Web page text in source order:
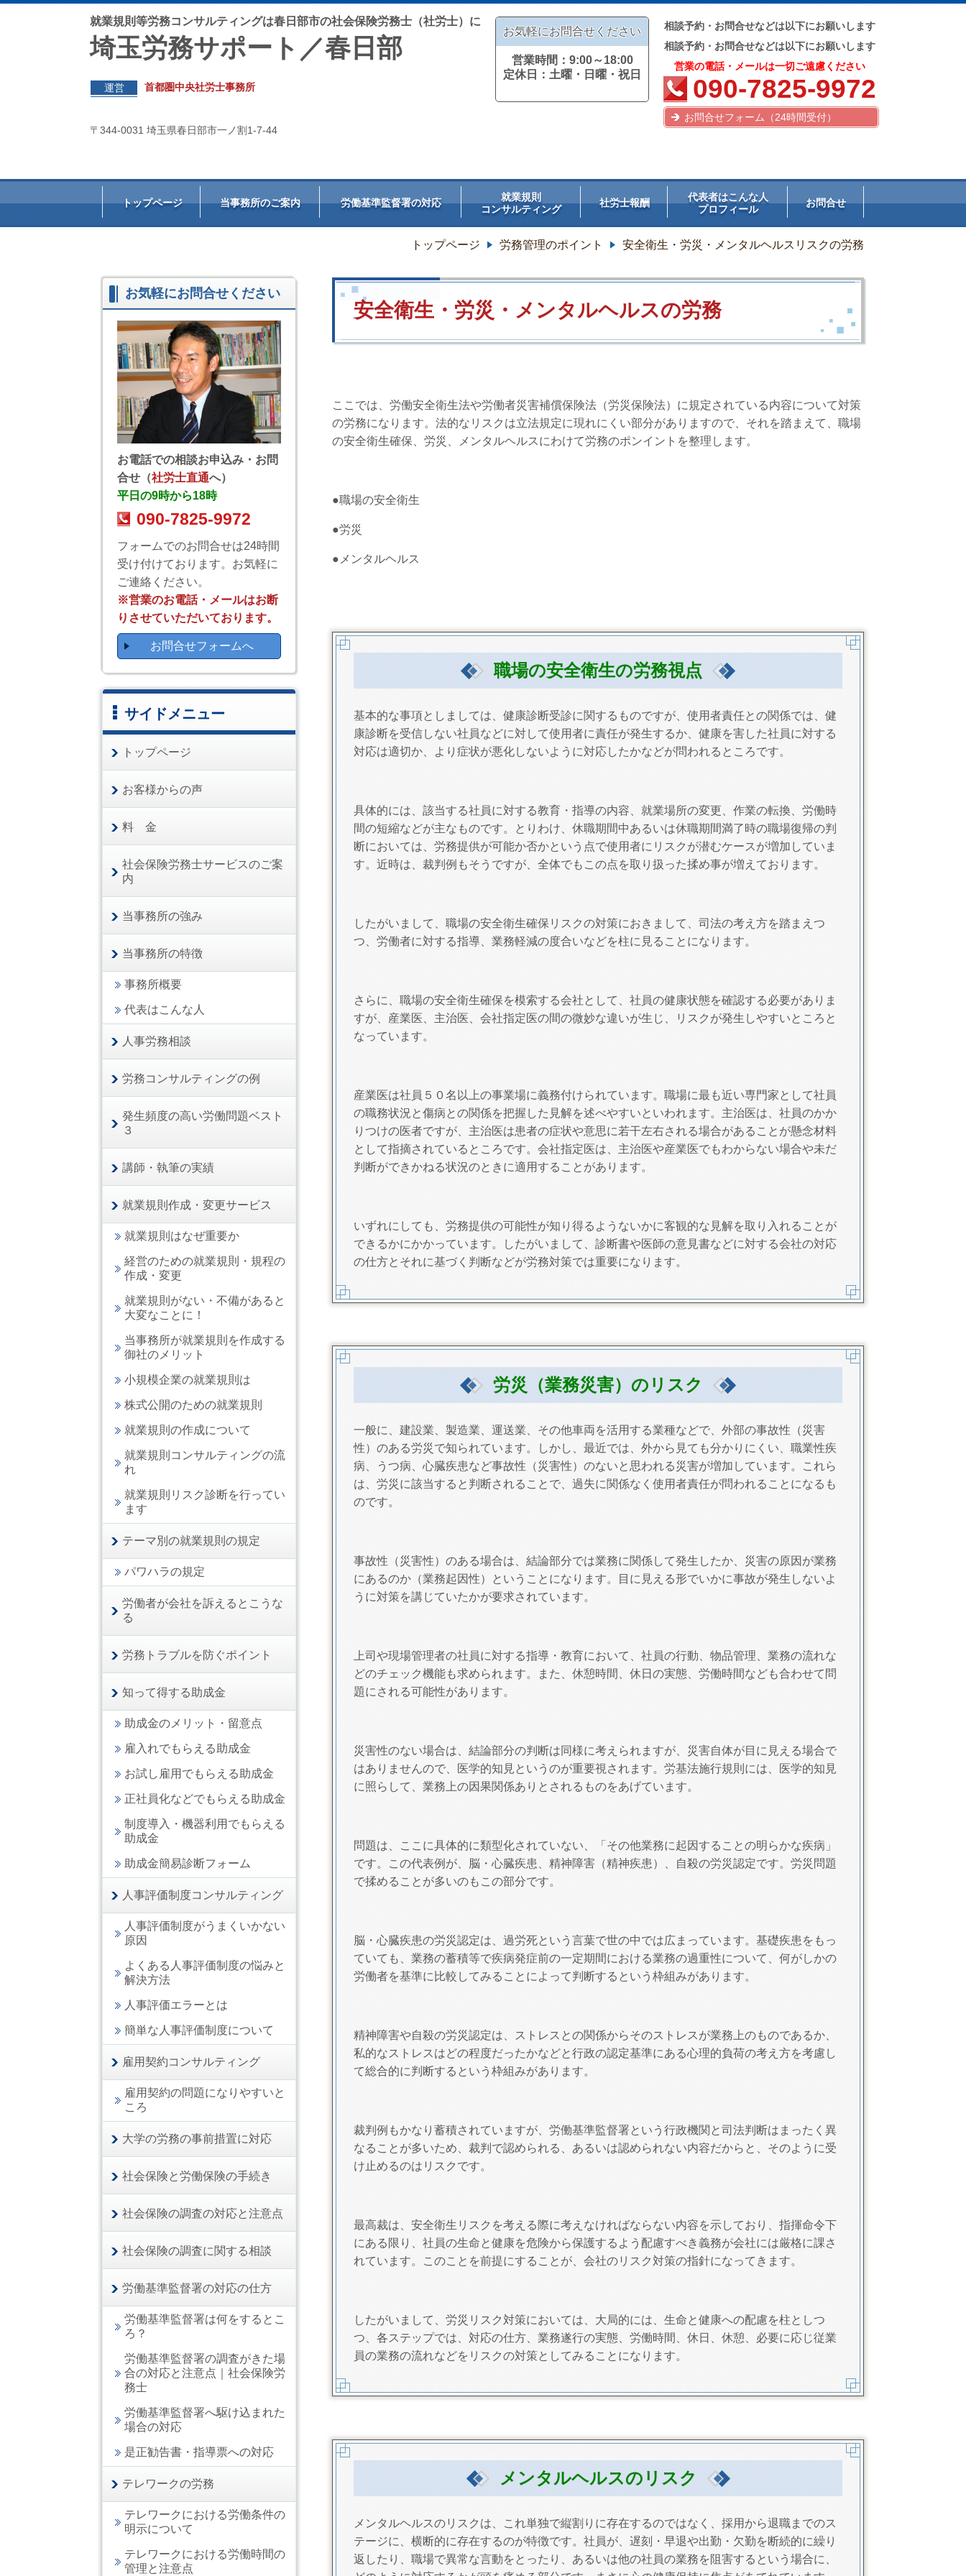
就業規則等労務コンサルティングは春日部市の社会保険労務士（社労士）に
埼玉労務サポート／春日部
運営 首都圏中央社労士事務所
〒344-0031 埼玉県春日部市一ノ割1-7-44
お気軽にお問合せください
営業時間：9:00～18:00
定休日：土曜・日曜・祝日
相談予約・お問合せなどは以下にお願いします
相談予約・お問合せなどは以下にお願いします
営業の電話・メールは一切ご遠慮ください
090-7825-9972
お問合せフォーム（24時間受付）
トップページ 当事務所のご案内 労働基準監督署の対応
就業規則
コンサルティング
社労士報酬
代表者はこんな人
プロフィール
お問合せ
トップページ 労務管理のポイント 安全衛生・労災・メンタルヘルスリスクの労務
安全衛生・労災・メンタルヘルスの労務
ここでは、労働安全衛生法や労働者災害補償保険法（労災保険法）に規定されている内容について対策
の労務になります。法的なリスクは立法規定に現れにくい部分がありますので、それを踏まえて、職場
の安全衛生確保、労災、メンタルヘルスにわけて労務のポンイントを整理します。
●職場の安全衛生
●労災
●メンタルヘルス
職場の安全衛生の労務視点
基本的な事項としましては、健康診断受診に関するものですが、使用者責任との関係では、健
康診断を受信しない社員などに対して使用者に責任が発生するか、健康を害した社員に対する
対応は適切か、より症状が悪化しないように対応したかなどが問われるところです。
具体的には、該当する社員に対する教育・指導の内容、就業場所の変更、作業の転換、労働時
間の短縮などが主なものです。とりわけ、休職期間中あるいは休職期間満了時の職場復帰の判
断においては、労務提供が可能か否かという点で使用者にリスクが潜むケースが増加していま
す。近時は、裁判例もそうですが、全体でもこの点を取り扱った揉め事が増えております。
したがいまして、職場の安全衛生確保リスクの対策におきまして、司法の考え方を踏まえつ
つ、労働者に対する指導、業務軽減の度合いなどを柱に見ることになります。
さらに、職場の安全衛生確保を模索する会社として、社員の健康状態を確認する必要がありま
すが、産業医、主治医、会社指定医の間の微妙な違いが生じ、リスクが発生しやすいところと
なっています。
産業医は社員５０名以上の事業場に義務付けられています。職場に最も近い専門家として社員
の職務状況と傷病との関係を把握した見解を述べやすいといわれます。主治医は、社員のかか
りつけの医者ですが、主治医は患者の症状や意思に若干左右される場合があることが懸念材料
として指摘されているところです。会社指定医は、主治医や産業医でもわからない場合や未だ
判断ができかねる状況のときに適用することがあります。
いずれにしても、労務提供の可能性が知り得るようないかに客観的な見解を取り入れることが
できるかにかかっています。したがいまして、診断書や医師の意見書などに対する会社の対応
の仕方とそれに基づく判断などが労務対策では重要になります。
労災（業務災害）のリスク
一般に、建設業、製造業、運送業、その他車両を活用する業種などで、外部の事故性（災害
性）のある労災で知られています。しかし、最近では、外から見ても分かりにくい、職業性疾
病、うつ病、心臓疾患など事故性（災害性）のないと思われる災害が増加しています。これら
は、労災に該当すると判断されることで、過失に関係なく使用者責任が問われることになるも
のです。
事故性（災害性）のある場合は、結論部分では業務に関係して発生したか、災害の原因が業務
にあるのか（業務起因性）ということになります。目に見える形でいかに事故が発生しないよ
うに対策を講じていたかが要求されています。
上司や現場管理者の社員に対する指導・教育において、社員の行動、物品管理、業務の流れな
どのチェック機能も求められます。また、休憩時間、休日の実態、労働時間なども合わせて問
題にされる可能性があります。
災害性のない場合は、結論部分の判断は同様に考えられますが、災害自体が目に見える場合で
はありませんので、医学的知見というのが重要視されます。労基法施行規則には、医学的知見
に照らして、業務上の因果関係ありとされるものをあげています。
問題は、ここに具体的に類型化されていない、「その他業務に起因することの明らかな疾病」
です。この代表例が、脳・心臓疾患、精神障害（精神疾患）、自殺の労災認定です。労災問題
で揉めることが多いのもこの部分です。
脳・心臓疾患の労災認定は、過労死という言葉で世の中では広まっています。基礎疾患をもっ
ていても、業務の蓄積等で疾病発症前の一定期間における業務の過重性について、何がしかの
労働者を基準に比較してみることによって判断するという枠組みがあります。
精神障害や自殺の労災認定は、ストレスとの関係からそのストレスが業務上のものであるか、
私的なストレスはどの程度だったかなどと行政の認定基準にある心理的負荷の考え方を考慮し
て総合的に判断するという枠組みがあります。
裁判例もかなり蓄積されていますが、労働基準監督署という行政機関と司法判断はまったく異
なることが多いため、裁判で認められる、あるいは認められない内容だからと、そのように受
け止めるのはリスクです。
最高裁は、安全衛生リスクを考える際に考えなければならない内容を示しており、指揮命令下
にある限り、社員の生命と健康を危険から保護するよう配慮すべき義務が会社には厳格に課さ
れています。このことを前提にすることが、会社のリスク対策の指針になってきます。
したがいまして、労災リスク対策においては、大局的には、生命と健康への配慮を柱としつ
つ、各ステップでは、対応の仕方、業務遂行の実態、労働時間、休日、休憩、必要に応じ従業
員の業務の流れなどをリスクの対策としてみることになります。
メンタルヘルスのリスク
メンタルヘルスのリスクは、これ単独で縦割りに存在するのではなく、採用から退職までのス
テージに、横断的に存在するのが特徴です。社員が、遅刻・早退や出勤・欠勤を断続的に繰り
返したり、職場で異常な言動をとったり、あるいは他の社員の業務を阻害するという場合に、
お気軽にお問合せください
お電話での相談お申込み・お問
合せ（社労士直通へ）
平日の9時から18時
090-7825-9972
フォームでのお問合せは24時間
受け付けております。お気軽に
ご連絡ください。
※営業のお電話・メールはお断
りさせていただいております。
お問合せフォームへ
サイドメニュー
トップページ
お客様からの声
料 金
社会保険労務士サービスのご案
内
当事務所の強み
当事務所の特徴
事務所概要
代表はこんな人
人事労務相談
労務コンサルティングの例
発生頻度の高い労働問題ベスト
３
講師・執筆の実績
就業規則作成・変更サービス
就業規則はなぜ重要か
経営のための就業規則・規程の
作成・変更
就業規則がない・不備があると
大変なことに！
当事務所が就業規則を作成する
御社のメリット
小規模企業の就業規則は
株式公開のための就業規則
就業規則の作成について
就業規則コンサルティングの流
れ
就業規則リスク診断を行ってい
ます
テーマ別の就業規則の規定
パワハラの規定
労働者が会社を訴えるとこうな
る
労務トラブルを防ぐポイント
知って得する助成金
助成金のメリット・留意点
雇入れでもらえる助成金
お試し雇用でもらえる助成金
正社員化などでもらえる助成金
制度導入・機器利用でもらえる
助成金
助成金簡易診断フォーム
人事評価制度コンサルティング
人事評価制度がうまくいかない
原因
よくある人事評価制度の悩みと
解決方法
人事評価エラーとは
簡単な人事評価制度について
雇用契約コンサルティング
雇用契約の問題になりやすいと
ころ
大学の労務の事前措置に対応
社会保険と労働保険の手続き
社会保険の調査の対応と注意点
社会保険の調査に関する相談
労働基準監督署の対応の仕方
労働基準監督署は何をするとこ
ろ？
労働基準監督署の調査がきた場
合の対応と注意点｜社会保険労
務士
労働基準監督署へ駆け込まれた
場合の対応
是正勧告書・指導票への対応
テレワークの労務
テレワークにおける労働条件の
明示について
テレワークにおける労働時間の
管理と注意点